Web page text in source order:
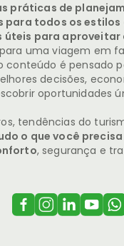
práticas de
para todos os estilos
úteis para aproveitar
para uma viagem em
conteúdo é pensado
decisões,
oportunidades
tendências do
o que você
, segurança e